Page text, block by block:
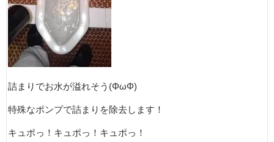
詰まりでお水が溢れそう(ΦωΦ)
特殊なポンプで詰まりを除去します！
キュポっ！キュポっ！キュポっ！